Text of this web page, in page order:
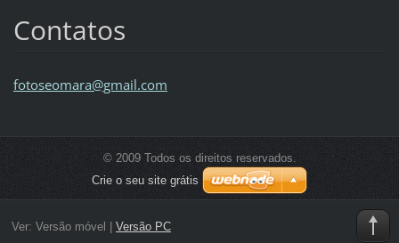
Contatos
fotoseomara@gmail.com
© 2009 Todos os direitos reservados.
Crie o seu site grátis
Ver: Versão móvel Versão PC